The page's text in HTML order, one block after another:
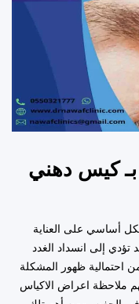
بـ كيس دهني
أساسي على العناية
تؤدي إلى انسداد الغدد
احتمالية ظهور المشكلة
ملاحظة اعراض الاكياس